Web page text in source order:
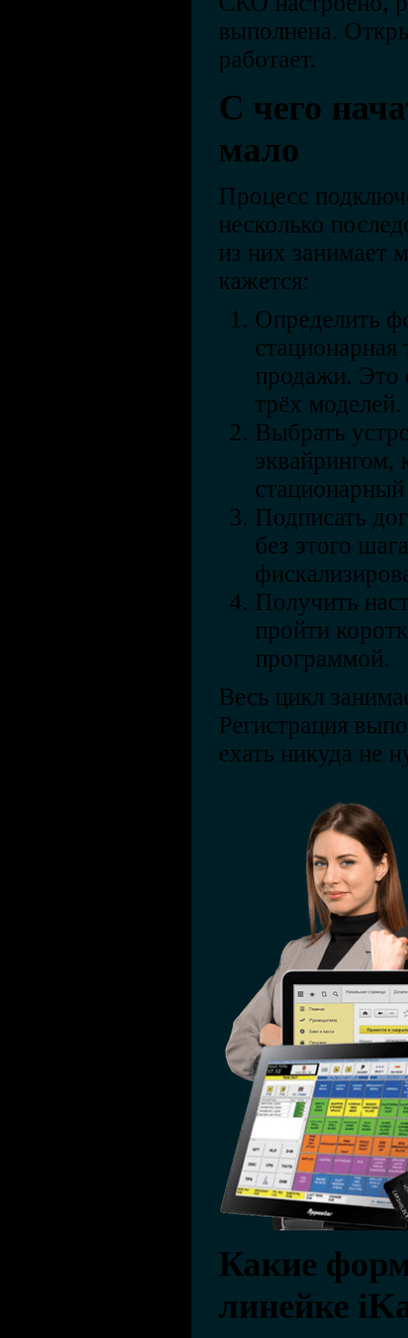
выполнена.
работает.
С чего
мало
Процесс
несколько
из них занимает
кажется:
Определить
продажи. Это
трёх моделей.
Выбрать
эквайрингом,
Подписать
без этого
Получить
пройти
программой.
Весь цикл
Регистрация
ехать никуда не
Какие
линейке